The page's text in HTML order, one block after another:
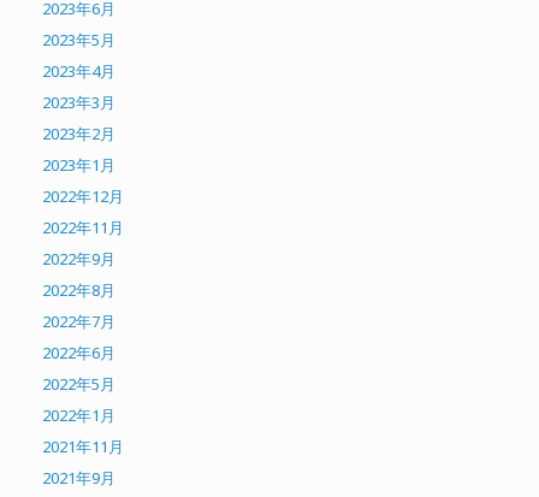
2023年6月
2023年5月
2023年4月
2023年3月
2023年2月
2023年1月
2022年12月
2022年11月
2022年9月
2022年8月
2022年7月
2022年6月
2022年5月
2022年1月
2021年11月
2021年9月